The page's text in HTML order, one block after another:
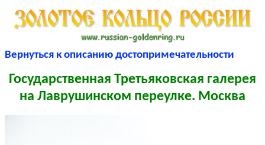
Вернуться к описанию достопримечательности
Государственная Третьяковская галерея
на Лаврушинском переулке. Москва